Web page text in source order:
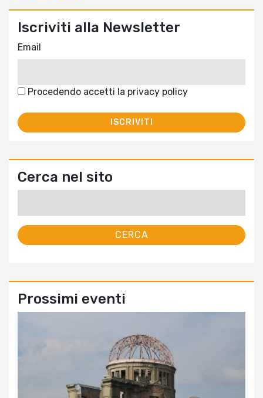
Iscriviti alla Newsletter
Email
Procedendo accetti la privacy policy
Cerca nel sito
Prossimi eventi